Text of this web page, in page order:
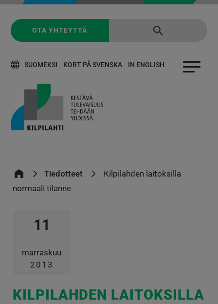
SUOMEKSI KORT PÅ SVENSKA IN ENGLISH
OTA YHTEYTTÄ
Tiedotteet
Kilpilahden laitoksilla
normaali tilanne
11
marraskuu
2013
KILPILAHDEN LAITOKSILLA